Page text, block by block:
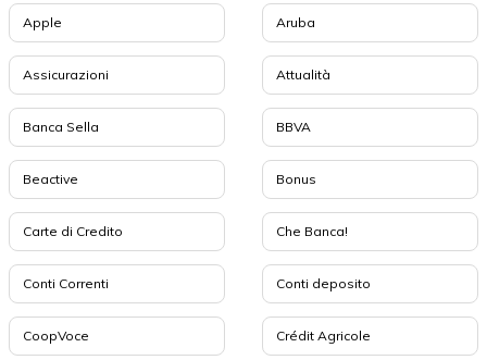
Apple Aruba
Assicurazioni Attualità
Banca Sella BBVA
Beactive Bonus
Carte di Credito Che Banca!
Conti Correnti Conti deposito
CoopVoce Crédit Agricole